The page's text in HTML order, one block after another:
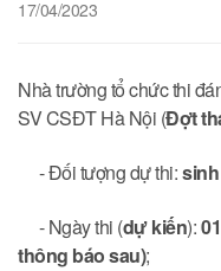
17/04/2023
Nhà trường tổ chức thi
SV CSĐT Hà Nội (Đợt
- Đối tượng dự thi:
- Ngày thi (dự kiến):
thông báo sau);